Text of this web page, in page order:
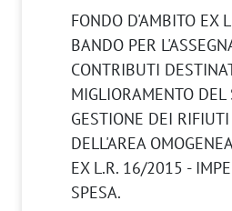
FONDO D'AMBITO EX
BANDO PER
CONTRIBUTI
MIGLIORAMENTO DEL
GESTIONE DEI
DELL'AREA
EX L.R. 16/2015 -
SPESA.